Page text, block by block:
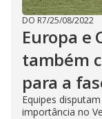
DO R7/25/08/2022
Europa e
também
para a
Equipes
importância no